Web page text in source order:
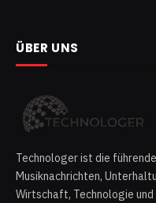
ÜBER UNS
Technologer ist die
Musiknachrichten,
Wirtschaft, Technologie